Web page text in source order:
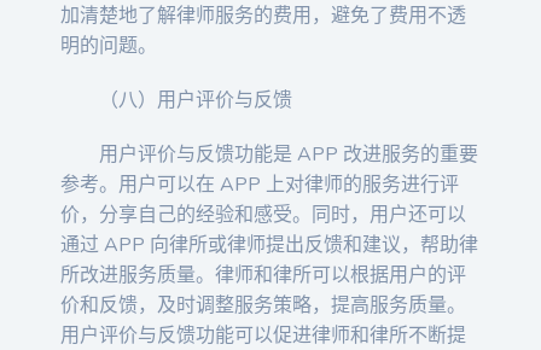
加清楚地了解律师服务的费用，避免了费用不透
明的问题。
（八）用户评价与反馈
用户评价与反馈功能是 APP 改进服务的重要
参考。用户可以在 APP 上对律师的服务进行评
价，分享自己的经验和感受。同时，用户还可以
通过 APP 向律所或律师提出反馈和建议，帮助律
所改进服务质量。律师和律所可以根据用户的评
价和反馈，及时调整服务策略，提高服务质量。
用户评价与反馈功能可以促进律师和律所不断提